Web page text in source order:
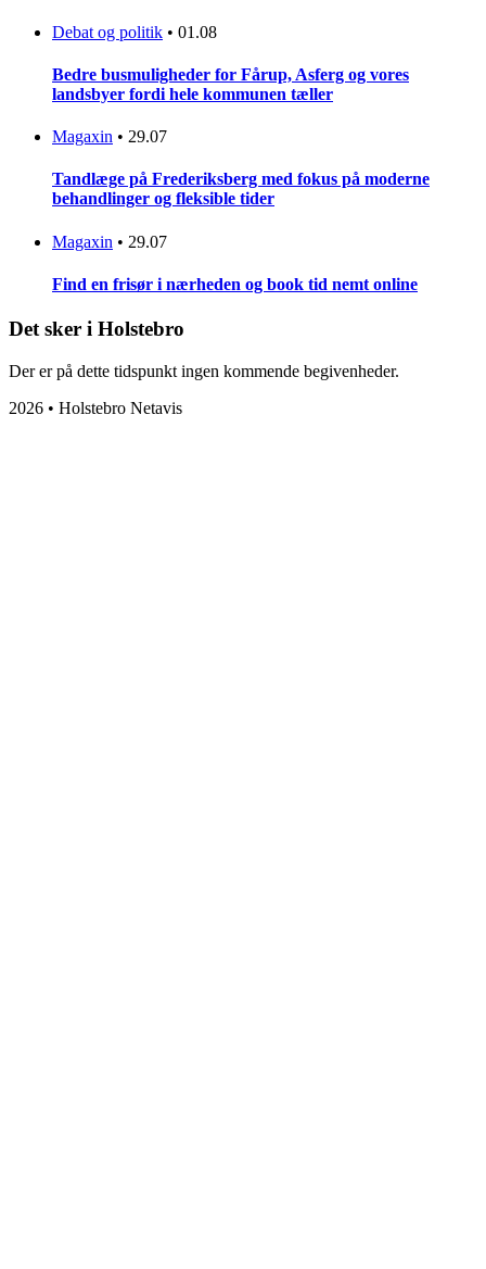
Debat og politik • 01.08
Bedre busmuligheder for Fårup, Asferg og vores
landsbyer fordi hele kommunen tæller
Magaxin • 29.07
Tandlæge på Frederiksberg med fokus på moderne
behandlinger og fleksible tider
Magaxin • 29.07
Find en frisør i nærheden og book tid nemt online
Det sker i Holstebro
Der er på dette tidspunkt ingen kommende begivenheder.
2026 • Holstebro Netavis